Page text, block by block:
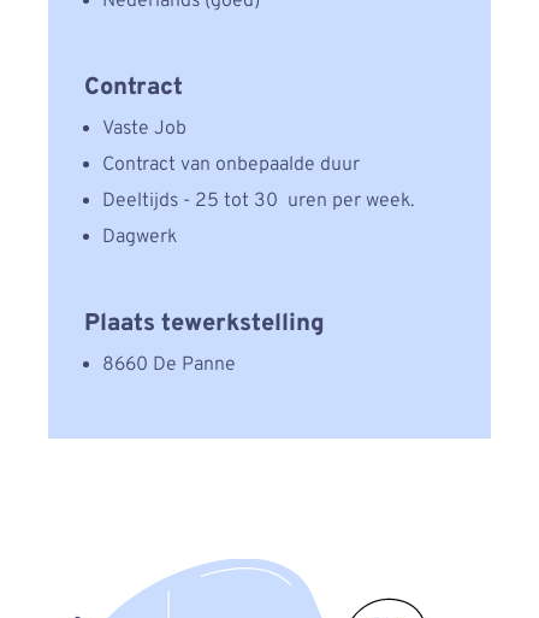
Contract
Vaste Job
Contract van onbepaalde duur
Deeltijds - 25 tot 30 uren per week.
Dagwerk
Plaats tewerkstelling
8660 De Panne